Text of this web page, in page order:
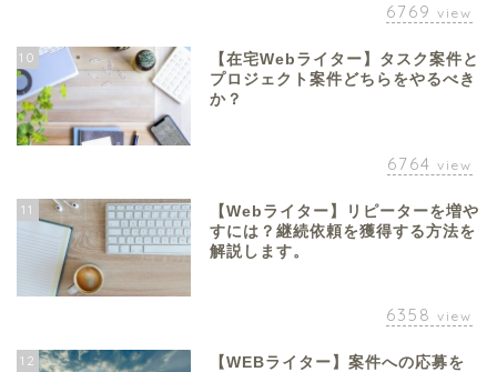
6769 view
10
【在宅Webライター】タスク案件と
プロジェクト案件どちらをやるべき
か？
6764 view
11
【Webライター】リピーターを増や
すには？継続依頼を獲得する方法を
解説します。
6358 view
12
【WEBライター】案件への応募を